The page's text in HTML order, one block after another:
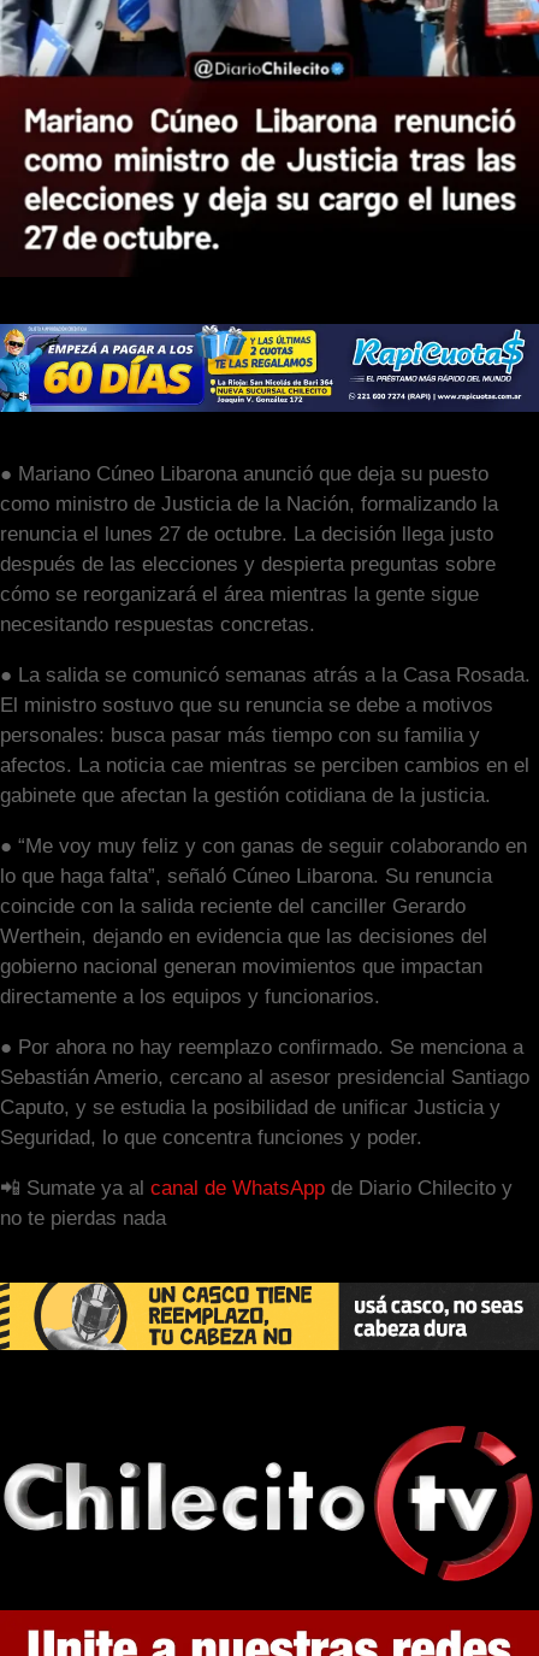
● Mariano Cúneo Libarona anunció que deja su puesto
como ministro de Justicia de la Nación, formalizando la
renuncia el lunes 27 de octubre. La decisión llega justo
después de las elecciones y despierta preguntas sobre
cómo se reorganizará el área mientras la gente sigue
necesitando respuestas concretas.
● La salida se comunicó semanas atrás a la Casa Rosada.
El ministro sostuvo que su renuncia se debe a motivos
personales: busca pasar más tiempo con su familia y
afectos. La noticia cae mientras se perciben cambios en el
gabinete que afectan la gestión cotidiana de la justicia.
● “Me voy muy feliz y con ganas de seguir colaborando en
lo que haga falta”, señaló Cúneo Libarona. Su renuncia
coincide con la salida reciente del canciller Gerardo
Werthein, dejando en evidencia que las decisiones del
gobierno nacional generan movimientos que impactan
directamente a los equipos y funcionarios.
● Por ahora no hay reemplazo confirmado. Se menciona a
Sebastián Amerio, cercano al asesor presidencial Santiago
Caputo, y se estudia la posibilidad de unificar Justicia y
Seguridad, lo que concentra funciones y poder.
📲 Sumate ya al canal de WhatsApp de Diario Chilecito y
no te pierdas nada